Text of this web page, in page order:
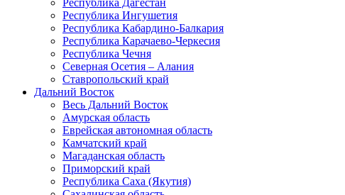
Республика Дагестан
Республика Ингушетия
Республика Кабардино-Балкария
Республика Карачаево-Черкесия
Республика Чечня
Северная Осетия – Алания
Ставропольский край
Дальний Восток
Весь Дальний Восток
Амурская область
Еврейская автономная область
Камчатский край
Магаданская область
Приморский край
Республика Саха (Якутия)